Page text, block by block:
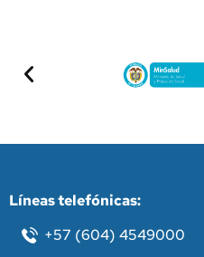
Líneas telefónicas:
+57 (604) 4549000